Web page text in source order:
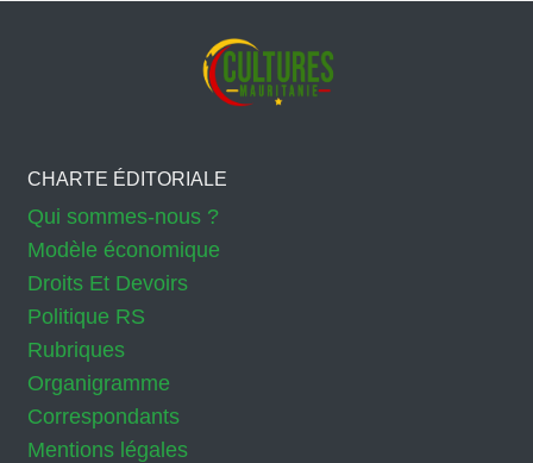
CHARTE ÉDITORIALE
Qui sommes-nous ?
Modèle économique
Droits Et Devoirs
Politique RS
Rubriques
Organigramme
Correspondants
Mentions légales